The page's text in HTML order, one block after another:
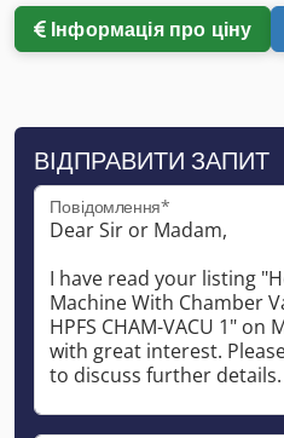
Інформація про ціну
ВІДПРАВИТИ ЗАПИТ
Повідомлення*